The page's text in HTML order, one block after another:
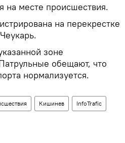
на месте происшествия.
на перекрестке
зоне
обещают, что
нормализуется.
Кишинев InfoTrafic